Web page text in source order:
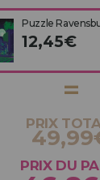
Puzzle
12,45€
PRIX
PRIX DU